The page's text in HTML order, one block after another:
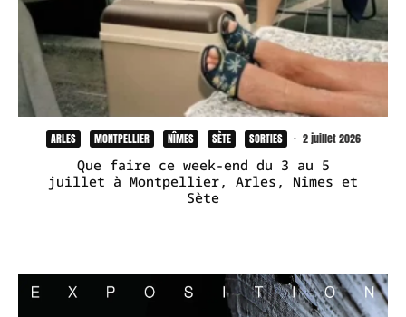
ARLES MONTPELLIER NÎMES SÈTE SORTIES · 2 juillet 2026
Que faire ce week-end du 3 au 5
juillet à Montpellier, Arles, Nîmes et
Sète